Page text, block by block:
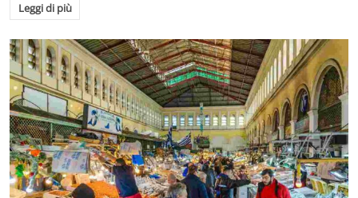
Leggi di più